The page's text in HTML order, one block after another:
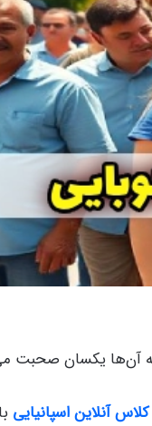
همه آن‌ها یکسان صحبت
کلاس آنلاین اسپانیایی